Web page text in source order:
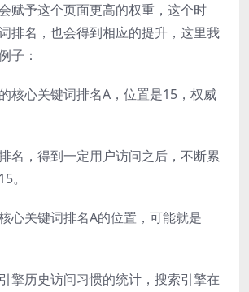
赋予这个页面更高的权重，这个时
排名，也会得到相应的提升，这里我
子：
核心关键词排名A，位置是15，权威
名，得到一定用户访问之后，不断累
。
心关键词排名A的位置，可能就是
擎历史访问习惯的统计，搜索引擎在